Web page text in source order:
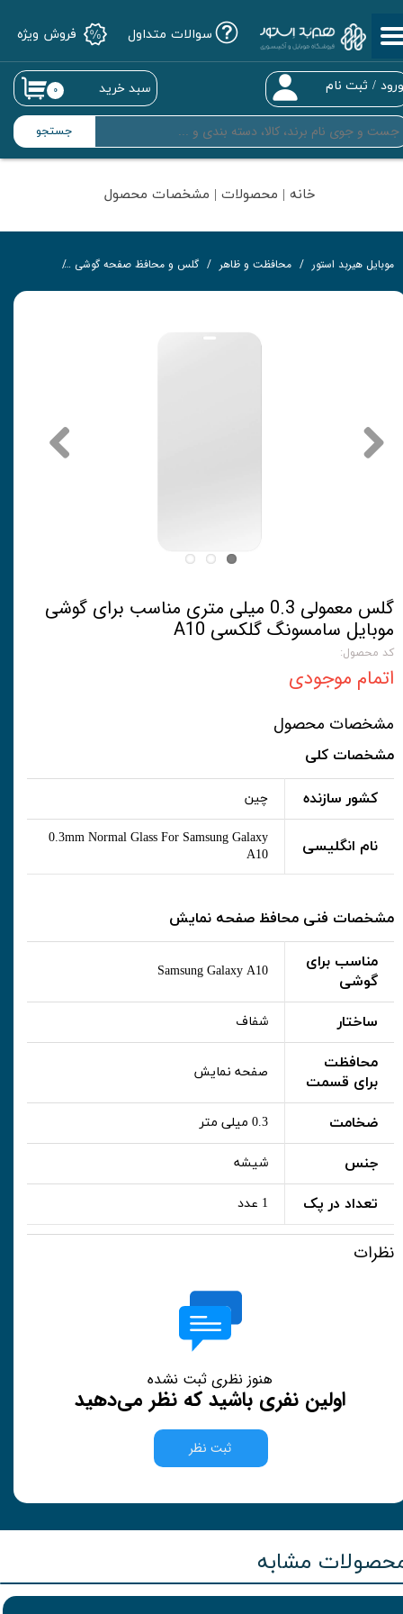
جستجو
/ ثبت نام
حساب کاربری من
تغییر گذر واژه
سفارشات
خروج از حساب کاربری
۰ سبد خرید
سوالات متداول فروش ویژه
خانه | محصولات | مشخصات محصول
موبایل هیربد استور محافظت و ظاهر گلس و محافظ صفحه گوشی
گلس معمولی 0.3 میلی متری مناسب برای گوشی
موبایل سامسونگ گلکسی A10
کد محصول:
اتمام موجودی
مشخصات محصول
مشخصات کلی
کشور سازنده چین
نام انگلیسی
0.3mm Normal Glass For Samsung Galaxy
A10
مشخصات فنی محافظ صفحه نمایش
مناسب برای
گوشی
Samsung Galaxy A10
ساختار شفاف
محافظت
برای قسمت
صفحه نمایش
ضخامت 0.3 میلی متر
جنس شیشه
تعداد در پک 1 عدد
نظرات
هنوز نظری ثبت نشده
اولین نفری باشید که نظر می‌دهید
ثبت نظر
مشابه